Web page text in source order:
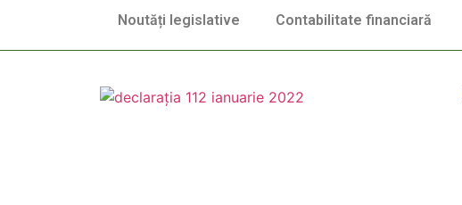
Noutăți legislative Contabilitate financiară